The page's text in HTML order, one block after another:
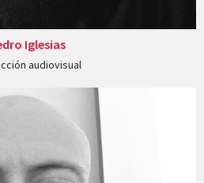
Iglesias
audiovisual